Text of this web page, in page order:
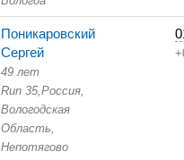
Поникаровский
Сергей
49 лет
Run 35,Россия,
Вологодская
Область,
Непотягово